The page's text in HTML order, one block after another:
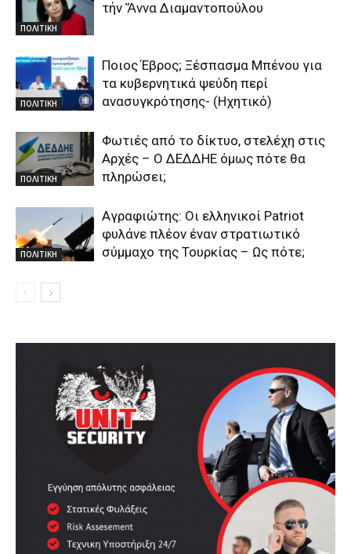
ΠΟΛΙΤΙΚΗ
τήν Ἄννα Διαμαντοπούλου
ΠΟΛΙΤΙΚΗ
Ποιος Έβρος; Ξέσπασμα Μπένου για
τα κυβερνητικά ψεύδη περί
ανασυγκρότησης- (Ηχητικό)
ΠΟΛΙΤΙΚΗ
Φωτιές από το δίκτυο, στελέχη στις
Αρχές – Ο ΔΕΔΔΗΕ όμως πότε θα
πληρώσει;
ΠΟΛΙΤΙΚΗ
Αγραφιώτης: Οι ελληνικοί Patriot
φυλάνε πλέον έναν στρατιωτικό
σύμμαχο της Τουρκίας – Ως πότε;